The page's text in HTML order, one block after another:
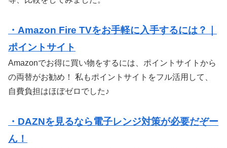
・Amazon Fire TVをお手軽に入手するには？｜
ポイントサイト
Amazonでお得に買い物をするには、ポイントサイトから
の両替がお勧め！ 私もポイントサイトをフル活用して、
自費負担はほぼゼロでした♪
・DAZNを見るなら電子レンジ対策が必要だぞー
ん！